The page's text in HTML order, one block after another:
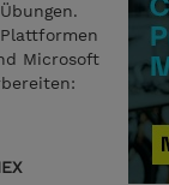
Microsoft